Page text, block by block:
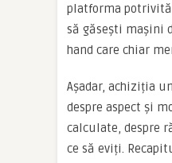
platforma
să găsești mașini
hand care chiar
Așadar, achiziția
despre aspect și
calculate, despre
ce să eviți.